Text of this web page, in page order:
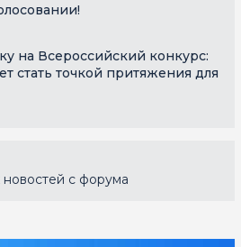
на Всероссийский конкурс:
стать точкой притяжения для
с форума